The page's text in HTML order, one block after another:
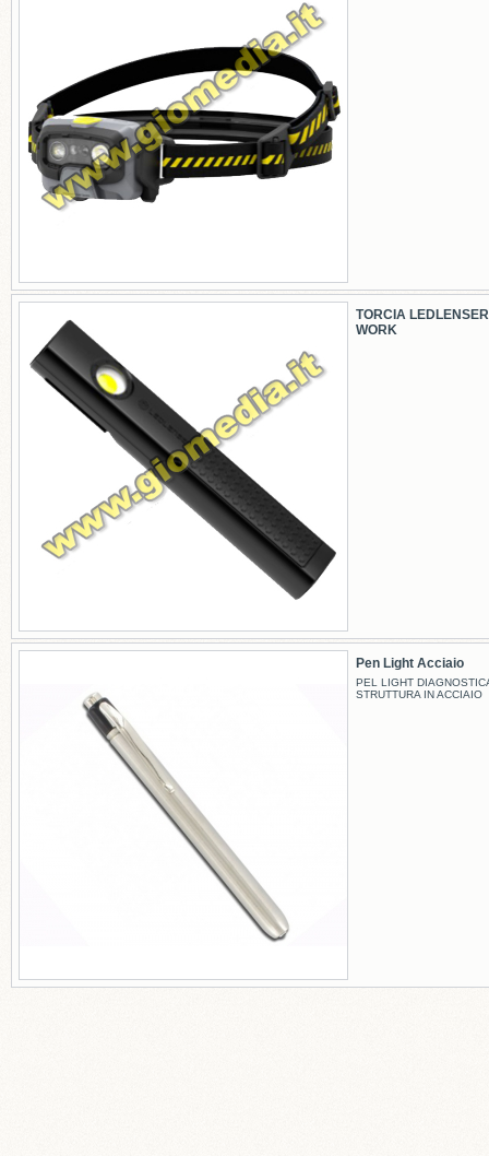
TORCIA
WORK
Pen Light Acciaio
PEL LIGHT
STRUTTURA IN ACCIAIO